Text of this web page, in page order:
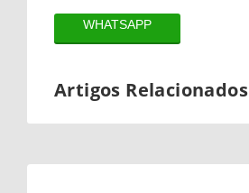
WHATSAPP
Artigos Relacionados